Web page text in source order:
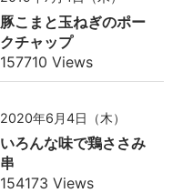
豚こまと玉ねぎのポー
クチャップ
157710 Views
2020年6月4日（木）
いろんな味で鶏ささみ
串
154173 Views